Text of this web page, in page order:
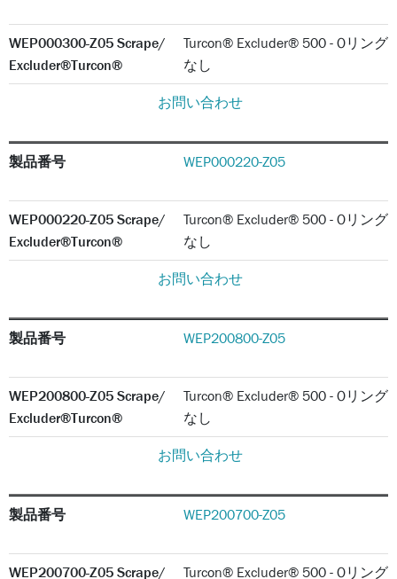
WEP000300-Z05 Scrape/
Excluder®Turcon®
Turcon® Excluder® 500 - Oリング
なし
お問い合わせ
製品番号 WEP000220-Z05
WEP000220-Z05 Scrape/
Excluder®Turcon®
Turcon® Excluder® 500 - Oリング
なし
お問い合わせ
製品番号 WEP200800-Z05
WEP200800-Z05 Scrape/
Excluder®Turcon®
Turcon® Excluder® 500 - Oリング
なし
お問い合わせ
製品番号 WEP200700-Z05
WEP200700-Z05 Scrape/
Turcon® Excluder® 500 - Oリング